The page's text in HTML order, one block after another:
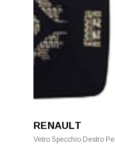
RENAULT
Vetro Specchio Destro